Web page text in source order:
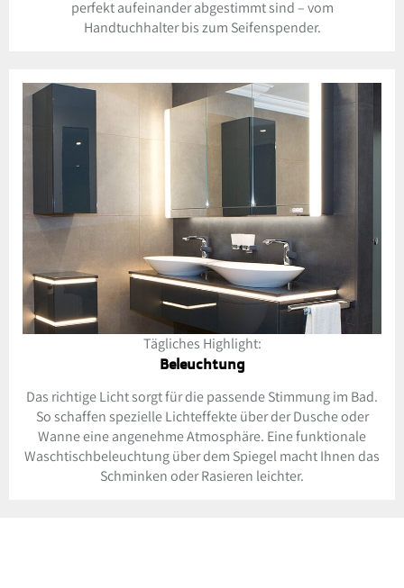
perfekt aufeinander abgestimmt sind – vom
Handtuchhalter bis zum Seifenspender.
Tägliches Highlight:
Beleuchtung
Das richtige Licht sorgt für die passende Stimmung im Bad.
So schaffen spezielle Lichteffekte über der Dusche oder
Wanne eine angenehme Atmosphäre. Eine funktionale
Waschtischbeleuchtung über dem Spiegel macht Ihnen das
Schminken oder Rasieren leichter.